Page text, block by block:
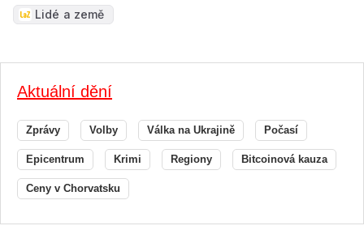
Lidé a země
Aktuální dění
Zprávy Volby Válka na Ukrajině Počasí
Epicentrum Krimi Regiony Bitcoinová kauza
Ceny v Chorvatsku